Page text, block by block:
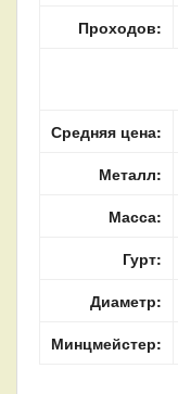
Проходов:
Средняя цена:
Металл:
Масса:
Гурт:
Диаметр:
Минцмейстер: